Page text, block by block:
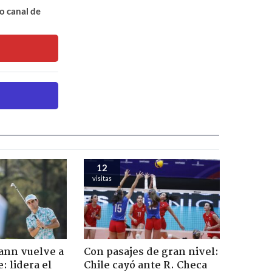
canal de
vuelve a
lidera el
12
visitas
Con pasajes de gran nivel:
Chile cayó ante R. Checa